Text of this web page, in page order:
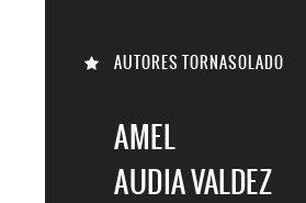
AUTORES TORNASOLADO
AMEL
AUDIA VALDEZ